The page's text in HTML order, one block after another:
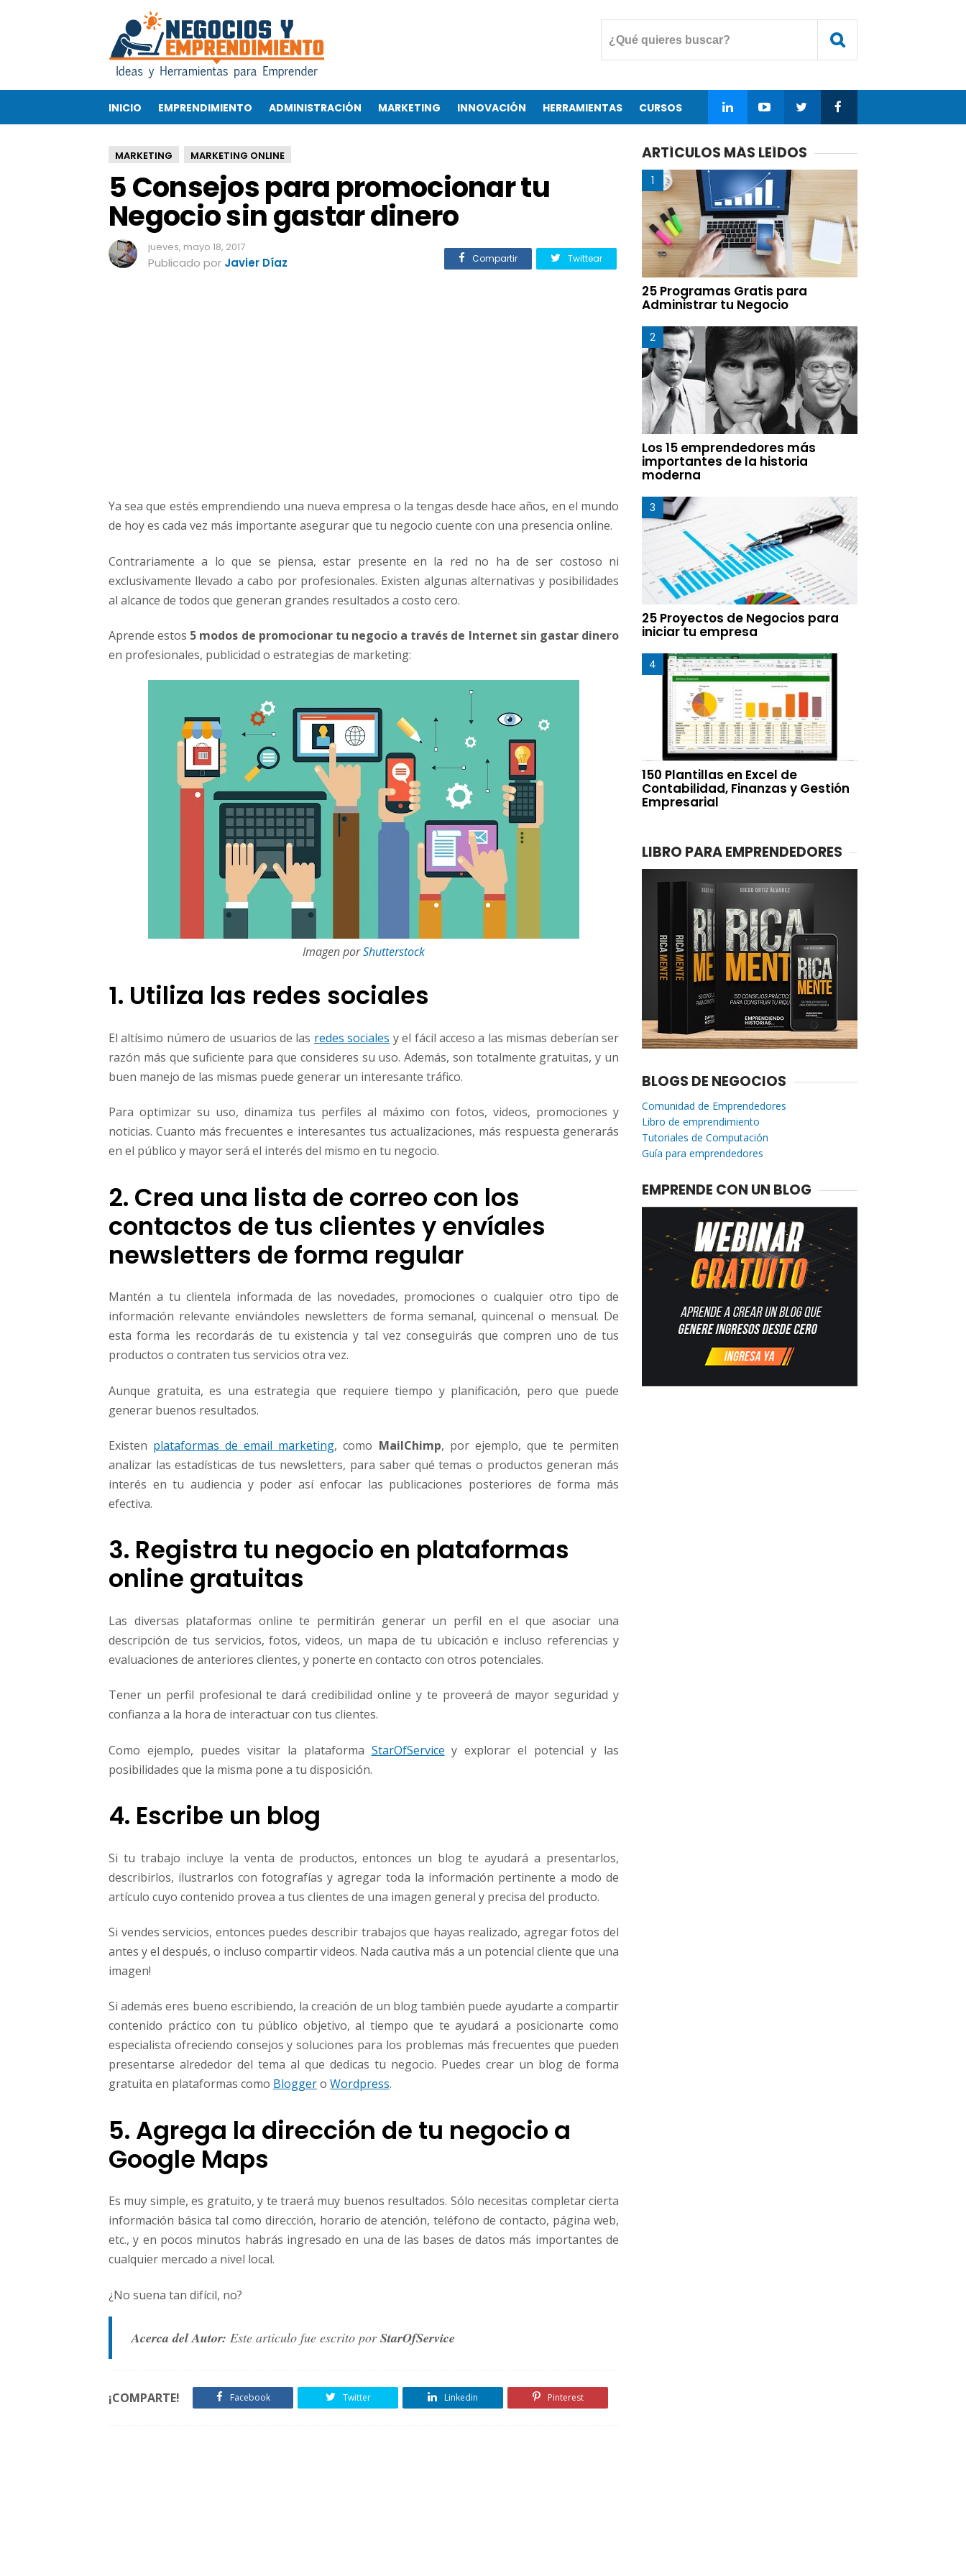
o
j
o
s
p
a
r
a
p
o
m
i
o
i
g
a
t
a
INICIO EMPRENDIMIENTO ADMINISTRACIÓN MARKETING INNOVACIÓN HERRAMIENTAS CURSOS
MARKETING MARKETING ONLINE
5 Consejos para promocionar tu
Negocio sin gastar dinero
jueves, mayo 18, 2017
Publicado por Javier Díaz Compartir Twittear
Ya sea que estés emprendiendo una nueva empresa o la tengas desde hace años, en el mundo
de hoy es cada vez más importante asegurar que tu negocio cuente con una presencia online.
Contrariamente a lo que se piensa, estar presente en la red no ha de ser costoso ni
exclusivamente llevado a cabo por profesionales. Existen algunas alternativas y posibilidades
al alcance de todos que generan grandes resultados a costo cero.
Aprende estos 5 modos de promocionar tu negocio a través de Internet sin gastar dinero
en profesionales, publicidad o estrategias de marketing:
Imagen porShutterstock
1. Utiliza las redes sociales
El altísimo número de usuarios de las redes sociales y el fácil acceso a las mismas deberían ser
razón más que suficiente para que consideres su uso. Además, son totalmente gratuitas, y un
buen manejo de las mismas puede generar un interesante tráfico.
Para optimizar su uso, dinamiza tus perfiles al máximo con fotos, videos, promociones y
noticias. Cuanto más frecuentes e interesantes tus actualizaciones, más respuesta generarás
en el público y mayor será el interés del mismo en tu negocio.
2. Crea una lista de correo con los
contactos de tus clientes y envíales
newsletters de forma regular
Mantén a tu clientela informada de las novedades, promociones o cualquier otro tipo de
información relevante enviándoles newsletters de forma semanal, quincenal o mensual. De
esta forma les recordarás de tu existencia y tal vez conseguirás que compren uno de tus
productos o contraten tus servicios otra vez.
Aunque gratuita, es una estrategia que requiere tiempo y planificación, pero que puede
generar buenos resultados.
Existen plataformas de email marketing, como MailChimp, por ejemplo, que te permiten
analizar las estadísticas de tus newsletters, para saber qué temas o productos generan más
interés en tu audiencia y poder así enfocar las publicaciones posteriores de forma más
efectiva.
3. Registra tu negocio en plataformas
online gratuitas
Las diversas plataformas online te permitirán generar un perfil en el que asociar una
descripción de tus servicios, fotos, videos, un mapa de tu ubicación e incluso referencias y
evaluaciones de anteriores clientes, y ponerte en contacto con otros potenciales.
Tener un perfil profesional te dará credibilidad online y te proveerá de mayor seguridad y
confianza a la hora de interactuar con tus clientes.
Como ejemplo, puedes visitar la plataforma StarOfService y explorar el potencial y las
posibilidades que la misma pone a tu disposición.
4. Escribe un blog
Si tu trabajo incluye la venta de productos, entonces un blog te ayudará a presentarlos,
describirlos, ilustrarlos con fotografías y agregar toda la información pertinente a modo de
artículo cuyo contenido provea a tus clientes de una imagen general y precisa del producto.
Si vendes servicios, entonces puedes describir trabajos que hayas realizado, agregar fotos del
antes y el después, o incluso compartir videos. Nada cautiva más a un potencial cliente que una
imagen!
Si además eres bueno escribiendo, la creación de un blog también puede ayudarte a compartir
contenido práctico con tu público objetivo, al tiempo que te ayudará a posicionarte como
especialista ofreciendo consejos y soluciones para los problemas más frecuentes que pueden
presentarse alrededor del tema al que dedicas tu negocio. Puedes crear un blog de forma
gratuita en plataformas como Bloggero Wordpress.
5. Agrega la dirección de tu negocio a
Google Maps
Es muy simple, es gratuito, y te traerá muy buenos resultados. Sólo necesitas completar cierta
información básica tal como dirección, horario de atención, teléfono de contacto, página web,
etc., y en pocos minutos habrás ingresado en una de las bases de datos más importantes de
cualquier mercado a nivel local.
¿No suena tan difícil, no?
Acerca del Autor: Este articulo fue escrito porStarOfService
¡COMPARTE! Facebook Twitter Linkedin Pinterest
ARTÍCULOS MÁS LEÍDOS
25 Programas Gratis para
Administrar tu Negocio
Los 15 emprendedores más
importantes de la historia
moderna
25 Proyectos de Negocios para
iniciar tu empresa
150 Plantillas en Excel de
Contabilidad, Finanzas y Gestión
Empresarial
LIBRO PARA EMPRENDEDORES
BLOGS DE NEGOCIOS
Comunidad de Emprendedores
Libro de emprendimiento
Tutoriales de Computación
Guía para emprendedores
EMPRENDE CON UN BLOG